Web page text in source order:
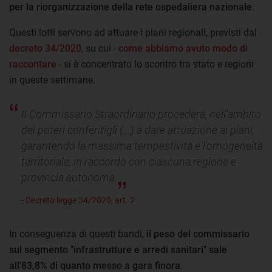
per la riorganizzazione della rete ospedaliera nazionale
Questi lotti servono ad attuare i piani regionali, previsti dal
decreto 34/2020, su cui - come abbiamo avuto modo di
raccontare - si è concentrato lo scontro tra stato e regioni
in queste settimane.
Il Commissario Straordinario procederà, nell'ambito
dei poteri conferitigli (...) a dare attuazione ai piani,
garantendo la massima tempestività e l'omogeneità
territoriale, in raccordo con ciascuna regione e
provincia autonoma.
- Decreto legge 34/2020, art. 2
In conseguenza di questi bandi, il peso del commissario
sul segmento "infrastrutture e arredi sanitari" sale
all'83,8% di quanto messo a gara finora